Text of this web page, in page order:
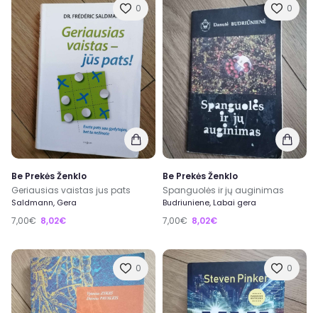
0
Be Prekės Ženklo
Geriausias vaistas jus pats
Saldmann, Gera
7,00€ 8,02€
0
Be Prekės Ženklo
Spanguolės ir jų auginimas
Budriuniene, Labai gera
7,00€ 8,02€
0 0